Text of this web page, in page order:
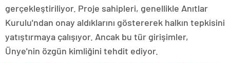
gerçekleştiriliyor. Proje sahipleri, genellikle Anıtlar
Kurulu'ndan onay aldıklarını göstererek halkın tepkisini
yatıştırmaya çalışıyor. Ancak bu tür girişimler,
Ünye'nin özgün kimliğini tehdit ediyor.